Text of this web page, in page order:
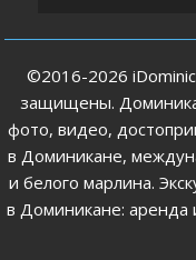
©2016-2026
защищены.
фото, видео,
в Доминикане,
и белого марлина.
в Доминикане: аренда